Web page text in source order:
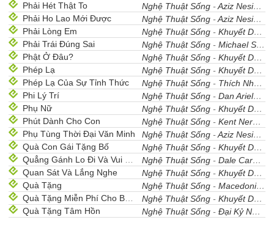
Phải Hét Thật To
Nghệ Thuật Sống -Aziz Nesin - 1
Phải Ho Lao Mới Được
Nghệ Thuật Sống -Aziz Nesin - 1
Phải Lòng Em
Nghệ Thuật Sống -Khuyết Danh
Phải Trái Đúng Sai
Nghệ Thuật Sống -Michael Sandel
Phật Ở Đâu?
Nghệ Thuật Sống -Khuyết Danh
Phép Lạ
Nghệ Thuật Sống -Khuyết Danh
Phép Lạ Của Sự Tỉnh Thức
Nghệ Thuật Sống - Thích Nhất Hạnh
Phi Lý Trí
Nghệ Thuật Sống -Dan Ariely -
Phụ Nữ
Nghệ Thuật Sống -Khuyết Danh
Phút Dành Cho Con
Nghệ Thuật Sống -Kent Nerburn
Phụ Tùng Thời Đại Văn Minh
Nghệ Thuật Sống -Aziz Nesin - 1
Quà Con Gái Tặng Bố
Nghệ Thuật Sống -Khuyết Danh
Quẳng Gánh Lo Đi Và Vui Sống
Nghệ Thuật Sống -Dale Carnegie
Quan Sát Và Lắng Nghe
Nghệ Thuật Sống -Khuyết Danh
Quà Tặng
Nghệ Thuật Sống -Macedonia -
Quà Tặng Miễn Phí Cho Bạn Bè
Nghệ Thuật Sống -Khuyết Danh
Quà Tặng Tâm Hồn
Nghệ Thuật Sống -Đại Kỷ Nguyên